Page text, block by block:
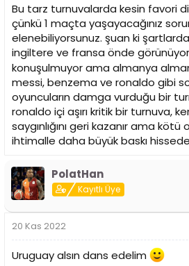
Bu tarz turnuvalarda kesin favori
çünkü 1 maçta yaşayacağınız
elenebiliyorsunuz. şuan ki
ingiltere ve fransa önde
konuşulmuyor ama almanya
messi, benzema ve ronaldo gibi
oyuncuların damga vurduğu bir
ronaldo içi aşırı kritik bir turnuva,
saygınlığını geri kazanır ama
ihtimalle daha büyük baskı
PolatHan
Kayıtlı Üye
20 Kas 2022
Uruguay alsın dans edelim